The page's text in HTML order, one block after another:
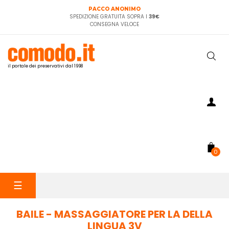
PACCO ANONIMO
SPEDIZIONE GRATUITA SOPRA I 39€
CONSEGNA VELOCE
il portale dei preservativi dal 1998
0
navigazione
☰
BAILE - MASSAGGIATORE PER LA DELLA
LINGUA 3V